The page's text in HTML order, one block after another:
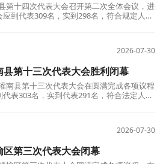
第十四次代表大会召开第二次全体会议，进
到代表309名，实到298名，符合规定人
2026-07-30
第十三次代表大会胜利闭幕
南县第十三次代表大会在圆满完成各项议程
表303名，实到代表291名，符合法定人
2026-07-30
第三次代表大会闭幕